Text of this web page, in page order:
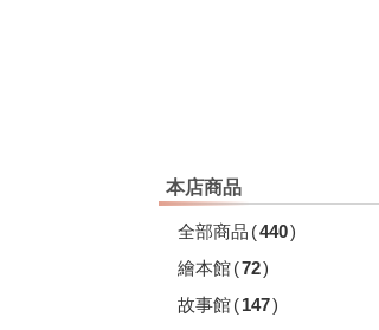
本店商品
全部商品 (440)
繪本館(72)
故事館(147)